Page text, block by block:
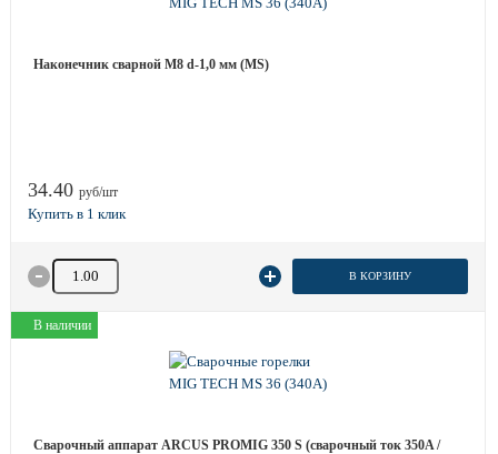
Наконечник сварной М8 d-1,0 мм (MS)
34.40 руб/шт
Количество товара В КОРЗИНУ
В наличии
Сварочный аппарат ARCUS PROMIG 350 S (сварочный ток 350A /